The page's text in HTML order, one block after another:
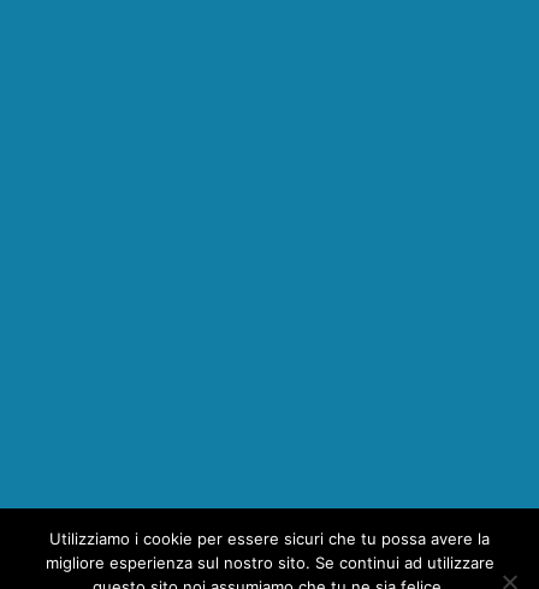
Utilizziamo i cookie per essere sicuri che tu possa avere la
migliore esperienza sul nostro sito. Se continui ad utilizzare